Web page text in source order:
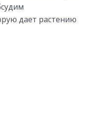
дает растению